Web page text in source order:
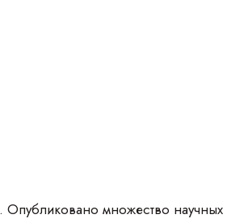
Опубликовано множество научных